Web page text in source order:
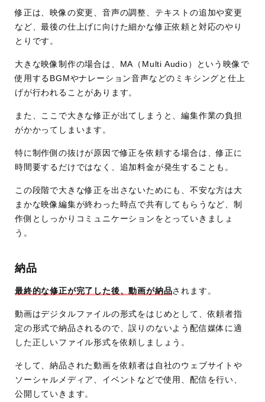
修正は、映像の変更、音声の調整、テキストの追加や変更
など、最後の仕上げに向けた細かな修正依頼と対応のやり
とりです。
大きな映像制作の場合は、MA（Multi Audio）という映像で
使用するBGMやナレーション音声などのミキシングと仕上
げが行われることがあります。
また、ここで大きな修正が出てしまうと、編集作業の負担
がかかってしまいます。
特に制作側の抜けが原因で修正を依頼する場合は、修正に
時間要するだけではなく、追加料金が発生することも。
この段階で大きな修正を出さないためにも、不安な方は大
まかな映像編集が終わった時点で共有してもらうなど、制
作側としっかりコミュニケーションをとっていきましょ
う。
納品
最終的な修正が完了した後、動画が納品されます。
動画はデジタルファイルの形式をはじめとして、依頼者指
定の形式で納品されるので、誤りのないよう配信媒体に適
した正しいファイル形式を依頼しましょう。
そして、納品された動画を依頼者は自社のウェブサイトや
ソーシャルメディア、イベントなどで使用、配信を行い、
公開していきます。